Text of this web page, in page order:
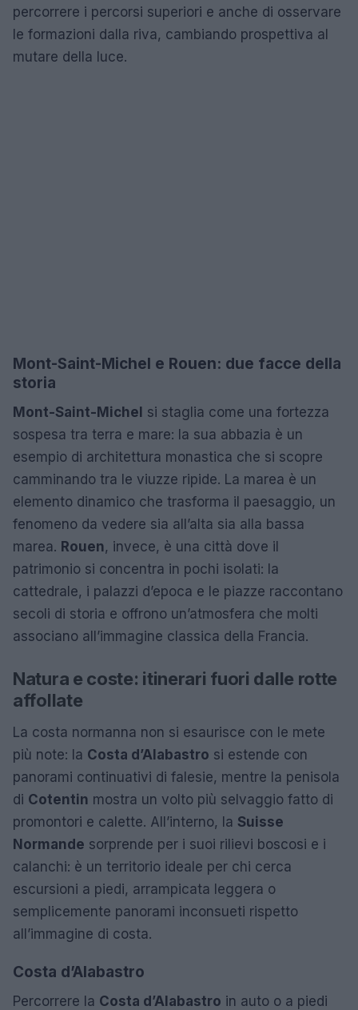
percorrere i percorsi superiori e anche di osservare
le formazioni dalla riva, cambiando prospettiva al
mutare della luce.
Mont-Saint-Michel e Rouen: due facce della
storia
Mont-Saint-Michel si staglia come una fortezza
sospesa tra terra e mare: la sua abbazia è un
esempio di architettura monastica che si scopre
camminando tra le viuzze ripide. La marea è un
elemento dinamico che trasforma il paesaggio, un
fenomeno da vedere sia all’alta sia alla bassa
marea. Rouen, invece, è una città dove il
patrimonio si concentra in pochi isolati: la
cattedrale, i palazzi d’epoca e le piazze raccontano
secoli di storia e offrono un’atmosfera che molti
associano all’immagine classica della Francia.
Natura e coste: itinerari fuori dalle rotte
affollate
La costa normanna non si esaurisce con le mete
più note: la Costa d’Alabastro si estende con
panorami continuativi di falesie, mentre la penisola
di Cotentin mostra un volto più selvaggio fatto di
promontori e calette. All’interno, la Suisse
Normande sorprende per i suoi rilievi boscosi e i
calanchi: è un territorio ideale per chi cerca
escursioni a piedi, arrampicata leggera o
semplicemente panorami inconsueti rispetto
all’immagine di costa.
Costa d’Alabastro
Percorrere la Costa d’Alabastro in auto o a piedi